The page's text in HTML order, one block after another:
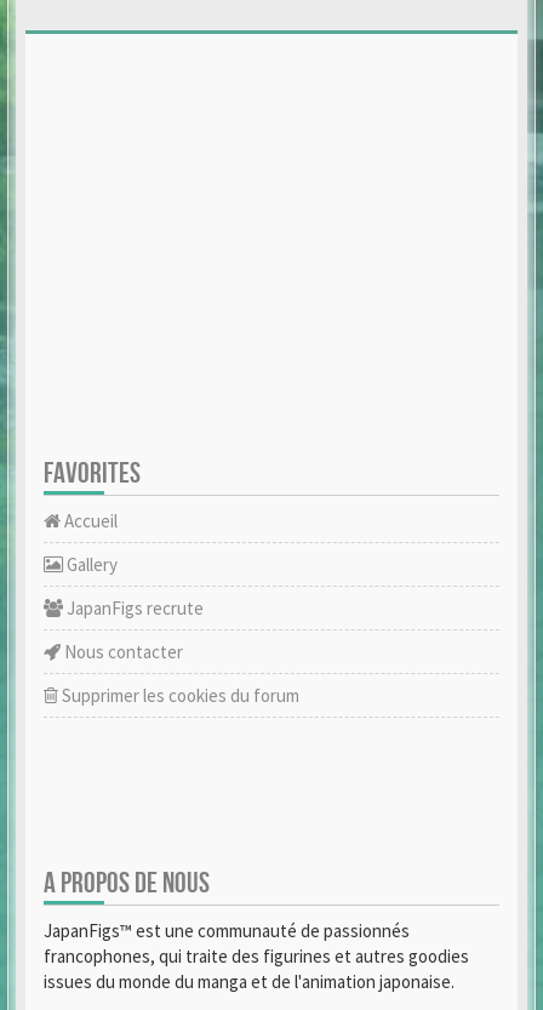
FAVORITES
Accueil
Gallery
JapanFigs recrute
Nous contacter
Supprimer les cookies du forum
A PROPOS DE NOUS
JapanFigs™ est une communauté de passionnés
francophones, qui traite des figurines et autres goodies
issues du monde du manga et de l'animation japonaise.